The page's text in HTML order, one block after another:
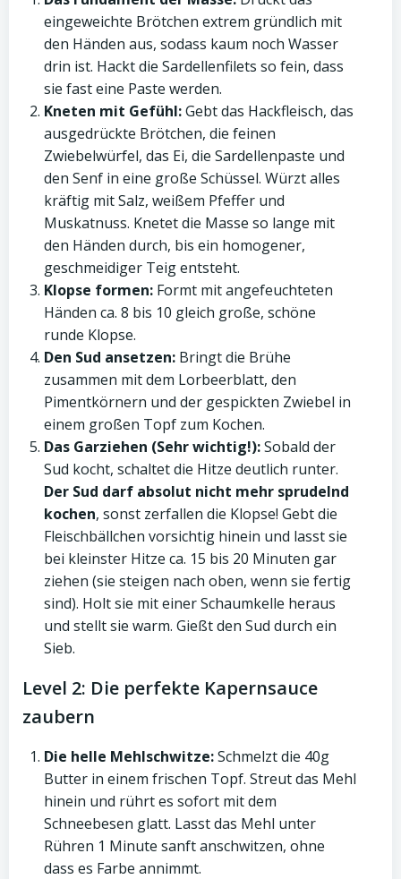
eingeweichte Brötchen extrem gründlich mit
den Händen aus, sodass kaum noch Wasser
drin ist. Hackt die Sardellenfilets so fein, dass
sie fast eine Paste werden.
Kneten mit Gefühl:Gebt das Hackfleisch, das
ausgedrückte Brötchen, die feinen
Zwiebelwürfel, das Ei, die Sardellenpaste und
den Senf in eine große Schüssel. Würzt alles
kräftig mit Salz, weißem Pfeffer und
Muskatnuss. Knetet die Masse so lange mit
den Händen durch, bis ein homogener,
geschmeidiger Teig entsteht.
Klopse formen: Formt mit angefeuchteten
Händen ca. 8 bis 10 gleich große, schöne
runde Klopse.
Den Sud ansetzen: Bringt die Brühe
zusammen mit dem Lorbeerblatt, den
Pimentkörnern und der gespickten Zwiebel in
einem großen Topf zum Kochen.
Das Garziehen (Sehr wichtig!):Sobald der
Sud kocht, schaltet die Hitze deutlich runter.
Der Sud darf absolut nicht mehr sprudelnd
kochen, sonst zerfallen die Klopse! Gebt die
Fleischbällchen vorsichtig hinein und lasst sie
bei kleinster Hitze ca. 15 bis 20 Minuten gar
ziehen (sie steigen nach oben, wenn sie fertig
sind). Holt sie mit einer Schaumkelle heraus
und stellt sie warm. Gießt den Sud durch ein
Sieb.
Level 2: Die perfekte Kapernsauce
zaubern
Die helle Mehlschwitze:Schmelzt die 40g
Butter in einem frischen Topf. Streut das Mehl
hinein und rührt es sofort mit dem
Schneebesen glatt. Lasst das Mehl unter
Rühren 1 Minute sanft anschwitzen, ohne
dass es Farbe annimmt.